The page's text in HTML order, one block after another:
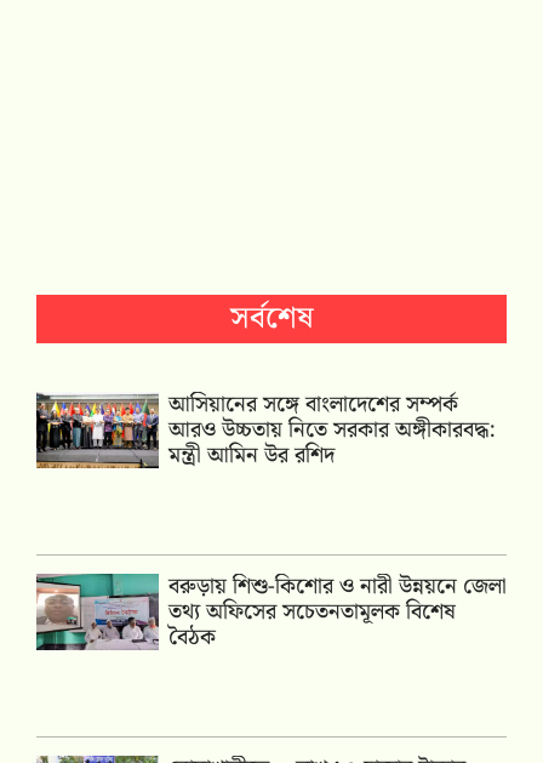
সর্বশেষ
আসিয়ানের সঙ্গে বাংলাদেশের সম্পর্ক
আরও উচ্চতায় নিতে সরকার অঙ্গীকারবদ্ধ:
মন্ত্রী আমিন উর রশিদ
বরুড়ায় শিশু-কিশোর ও নারী উন্নয়নে জেলা
তথ্য অফিসের সচেতনতামূলক বিশেষ
বৈঠক